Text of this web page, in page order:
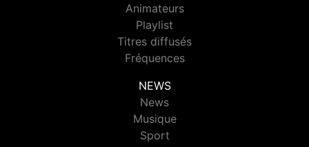
Animateurs
Playlist
Titres diffusés
Fréquences
NEWS
News
Musique
Sport